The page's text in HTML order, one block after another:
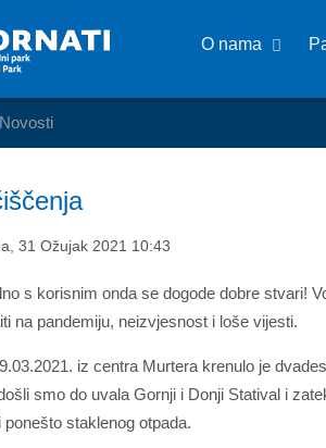
O nama
Novosti
31 Ožujak 2021 10:43
s korisnim onda se dogode dobre stvari!
na pandemiju, neizvjesnost i loše vijesti.
iz centra Murtera krenulo je
smo do uvala Gornji i Donji Statival i
staklenog otpada.